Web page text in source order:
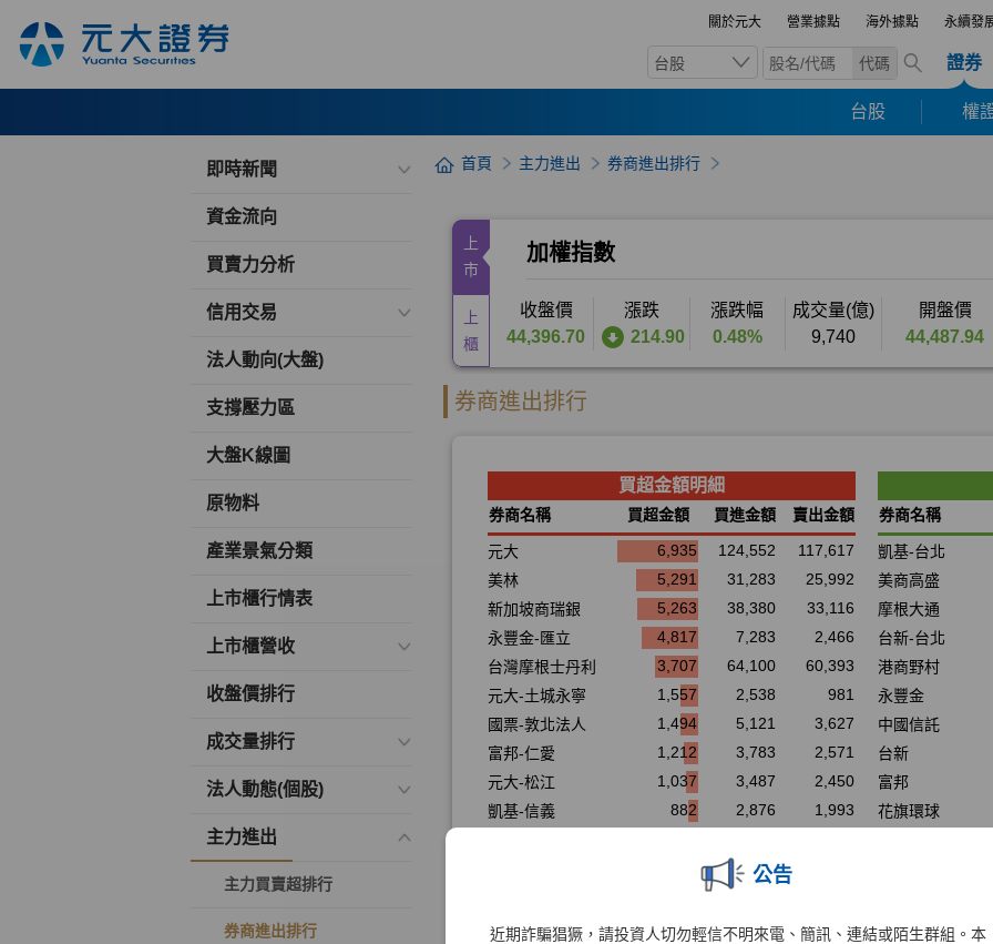
關於元大 營業據點 海外據點 永續發
台股 代碼 證券
台股 權
公告
近期詐騙猖獗，請投資人切勿輕信不明來電、簡訊、連結或陌生群組。本
即時新聞
資金流向
買賣力分析
信用交易
法人動向(大盤)
支撐壓力區
大盤K線圖
原物料
產業景氣分類
上市櫃行情表
上市櫃營收
收盤價排行
成交量排行
法人動態(個股)
主力進出
主力買賣超排行
券商進出排行
首頁 主力進出 券商進出排行